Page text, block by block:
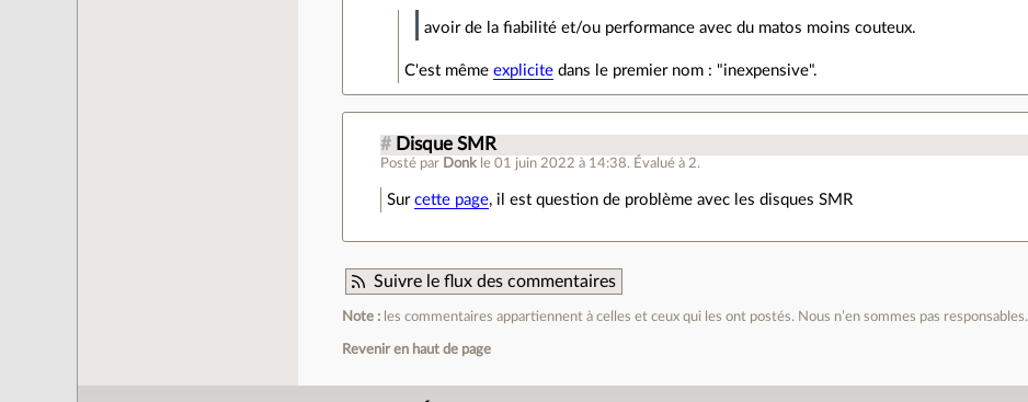
avoir de la fiabilité et/ou performance avec du matos moins couteux.
C'est mêmeexplicite dans le premier nom : "inexpensive".
# Disque SMR
Posté par Donk le 01 juin 2022 à 14:38. Évalué à 2.
Surcette page, il est question de problème avec les disques SMR
Suivre le flux des commentaires
Note : les commentaires appartiennent à celles et ceux qui les ont postés. Nous n’en sommes pas responsables.
Revenir en haut de page